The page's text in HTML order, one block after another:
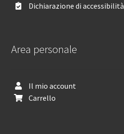
Dichiarazione di accessibilità
Area personale
Il mio account
Carrello